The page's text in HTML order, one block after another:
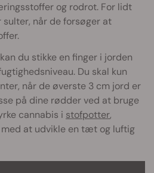
og rodrot. For lidt
når de forsøger at
du stikke en finger i jorden
Du skal kun
når de øverste 3 cm jord er
på dine rødder ved at bruge
cannabis i stofpotter,
at udvikle en tæt og luftig